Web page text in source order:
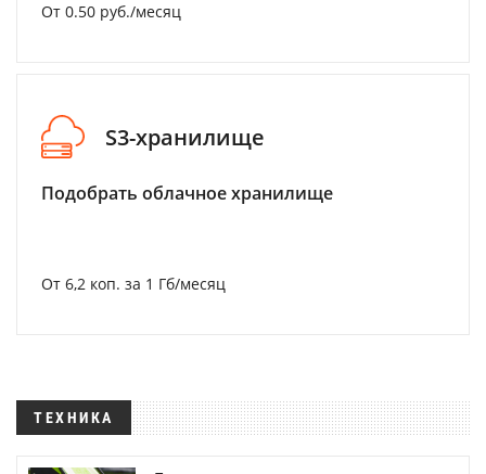
От 0.50 руб./месяц
S3-хранилище
Подобрать облачное хранилище
От 6,2 коп. за 1 Гб/месяц
ТЕХНИКА